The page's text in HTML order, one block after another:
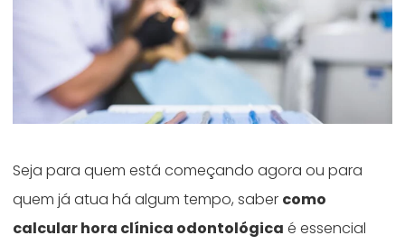
Seja para quem está começando agora ou para
quem já atua há algum tempo, saber como
calcular hora clínica odontológica é essencial